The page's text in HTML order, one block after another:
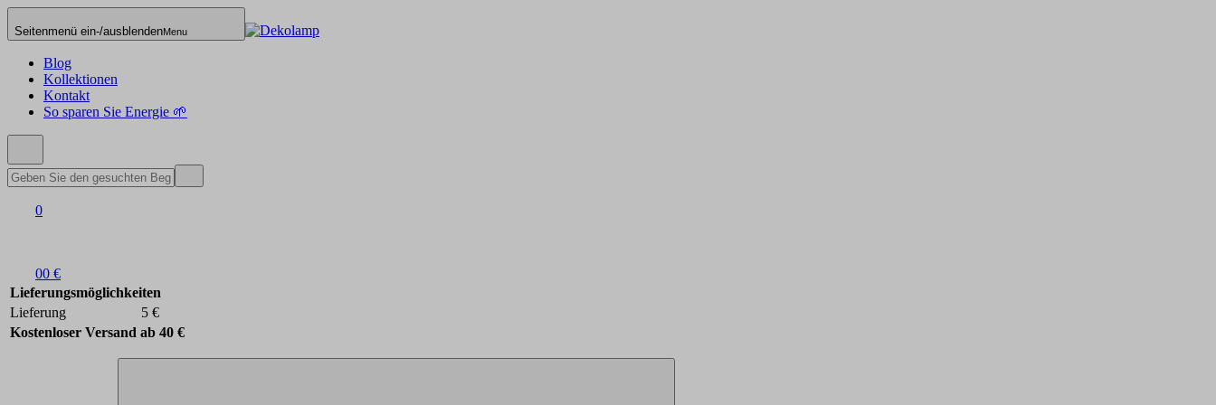
Seitenmenü ein-/ausblendenMenu
Blog
Kollektionen
Kontakt
So sparen Sie Energie 🌱
0
00 €
Lieferungsmöglichkeiten
Lieferung
5 €
Kostenloser Versand ab 40 €